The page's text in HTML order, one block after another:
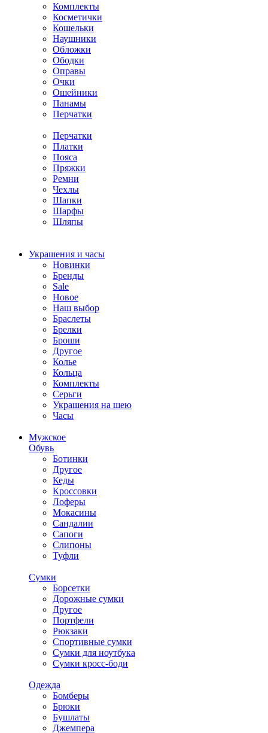
Комплекты
Косметички
Кошельки
Наушники
Обложки
Ободки
Оправы
Очки
Ошейники
Панамы
Перчатки
Перчатки
Платки
Пояса
Пряжки
Ремни
Чехлы
Шапки
Шарфы
Шляпы
Украшения и часы
Новинки
Бренды
Sale
Новое
Наш выбор
Браслеты
Брелки
Броши
Другое
Колье
Кольца
Комплекты
Серьги
Украшения на шею
Часы
Мужское
Обувь
Ботинки
Другое
Кеды
Кроссовки
Лоферы
Мокасины
Сандалии
Сапоги
Слипоны
Туфли
Сумки
Борсетки
Дорожные сумки
Другое
Портфели
Рюкзаки
Спортивные сумки
Сумки для ноутбука
Сумки кросс-боди
Одежда
Бомберы
Брюки
Бушлаты
Джемпера